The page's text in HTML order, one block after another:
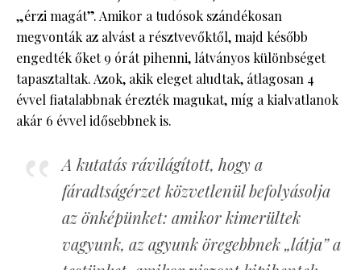
„érzi magát”. Amikor a tudósok szándékosan
megvonták az alvást a résztvevőktől, majd később
engedték őket 9 órát pihenni, látványos különbséget
tapasztaltak. Azok, akik eleget aludtak, átlagosan 4
évvel fiatalabbnak érezték magukat, míg a kialvatlanok
akár 6 évvel idősebbnek is.
A kutatás rávilágított, hogy a
fáradtságérzet közvetlenül befolyásolja
az önképünket: amikor kimerültek
vagyunk, az agyunk öregebbnek „látja” a